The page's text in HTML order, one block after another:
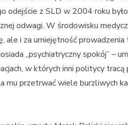
odejście z SLD w 2004 roku
odwagi. W środowisku
ale i za umiejętność prowadzenia
„psychiatryczny spokój” –
w których inni politycy tracą
mu przetrwać wiele burzliwych